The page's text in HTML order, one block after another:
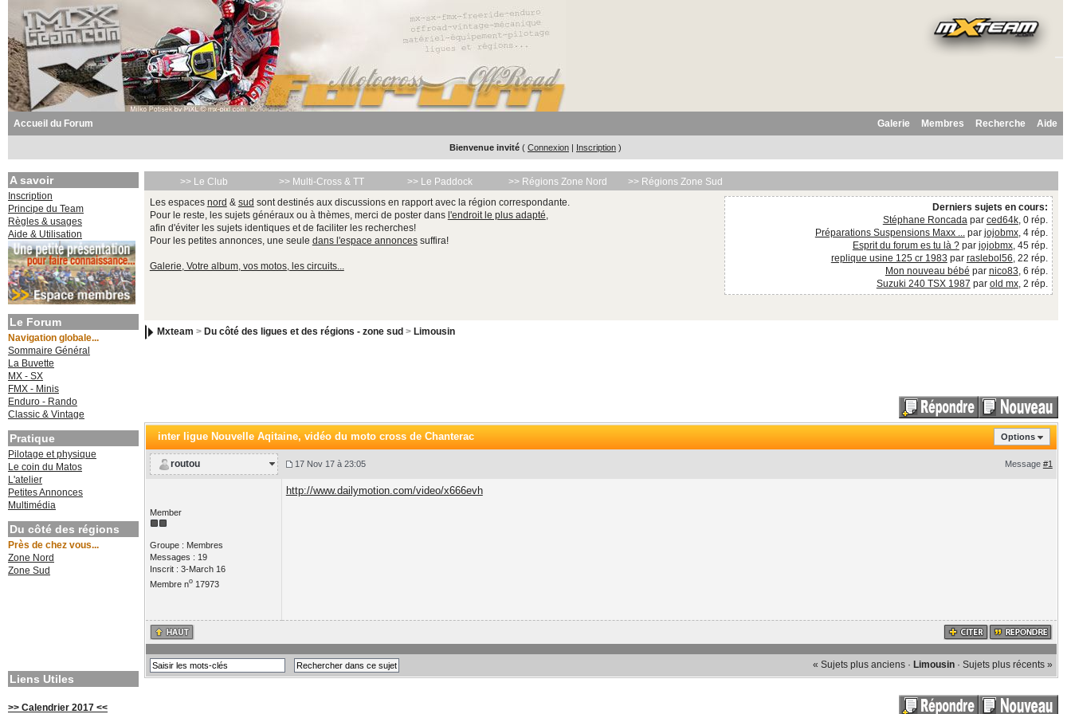
Accueil du Forum Aide
Recherche
Membres
Galerie
Bienvenue invité ( Connexion | Inscription )
A savoir
Inscription
Principe du Team
Règles & usages
Aide & Utilisation
Le Forum
Navigation globale...
Sommaire Général
La Buvette
MX - SX
FMX - Minis
Enduro - Rando
Classic & Vintage
Pratique
Pilotage et physique
Le coin du Matos
L'atelier
Petites Annonces
Multimédia
Du côté des régions
Près de chez vous...
Zone Nord
Zone Sud
Liens Utiles
>> Calendrier 2017 <<
>> Le Club >> Multi-Cross & TT >> Le Paddock >> Régions Zone Nord
>> Régions Zone Sud
Les espaces nord & sud sont destinés aux discussions en rapport avec la région correspondante.
Pour le reste, les sujets généraux ou à thèmes, merci de poster dans l'endroit le plus adapté,
afin d'éviter les sujets identiques et de faciliter les recherches!
Pour les petites annonces, une seule dans l'espace annoncessuffira!
Galerie, Votre album, vos motos, les circuits...
Derniers sujets en cours:
Stéphane Roncadapar ced64k, 0 rép.
Préparations Suspensions Maxx ...par jojobmx, 4 rép.
Esprit du forum es tu là ?par jojobmx, 45 rép.
replique usine 125 cr 1983 par raslebol56, 22 rép.
Mon nouveau bébé par nico83, 6 rép.
Suzuki 240 TSX 1987 par old mx, 2 rép.
Mxteam > Du côté des ligues et des régions - zone sud > Limousin
inter ligue Nouvelle Aqitaine, vidéo du moto cross de Chanterac Options
routou 17 Nov 17 à 23:05 Message #1
Member
Groupe : Membres
Messages : 19
Inscrit : 3-March 16
Membre no17973
http://www.dailymotion.com/video/x666evh
« Sujets plus anciens · Limousin ·Sujets plus récents »